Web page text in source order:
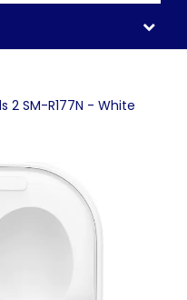
2 SM-R177N - White